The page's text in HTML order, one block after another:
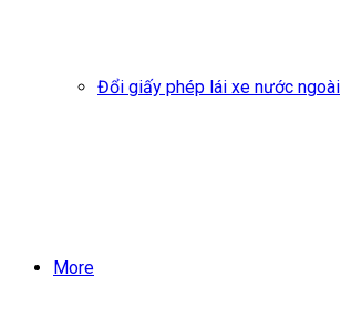
Đổi giấy phép lái xe nước ngoài
More